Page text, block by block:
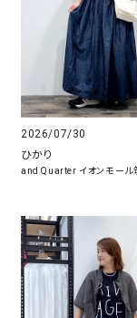
2026/07/30
ひかり
and Quarter イオンモール